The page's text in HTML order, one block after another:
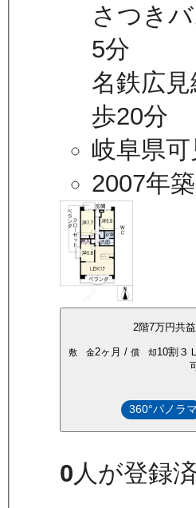
さつき
5分
名鉄広
歩20分
岐阜県
2007年築
2階7万円共
敷 金2ヶ月 / 償 却10割 ３
360°パノラマ
0人が登録